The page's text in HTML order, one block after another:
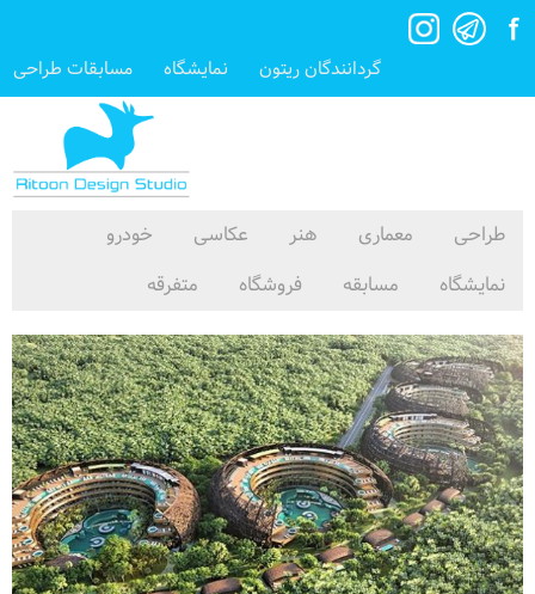
گردانندگان ریتون نمایشگاه مسابقات طراحی
طراحی معماری هنر عکاسی
خودرو
نمایشگاه
مسابقه فروشگاه متفرقه